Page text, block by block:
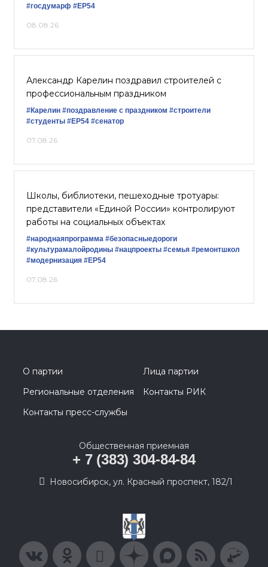
#госдумарф #ЕР54
08.08.26
Александр Карелин поздравил строителей с
профессиональным праздником
#Карелин #поздравление с праздником #строители
#студенты #ЕР54 #сенатор
07.08.26
Школы, библиотеки, пешеходные тротуары:
представители «Единой России» контролируют
работы на социальных объектах
#народнаяпрограмма #безопасныедороги
#культурамалойродины #нацпроекты #семья #ремонтшкол
#модернизация #ЕР54
07.08.26
О партии
Лица партии
Региональные отделения
Контакты РИК
Контакты пресс-службы
Общественная приемная
+ 7 (383) 304-84-84
Новосибирск, ул. Красный проспект, 182/1